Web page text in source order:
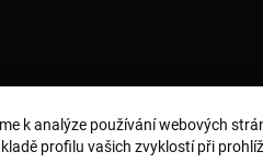
Země a
k analýze používání webových
profilu vašich zvyklostí při